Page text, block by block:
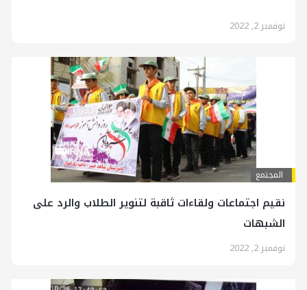
نوفمبر 2, 2022
المجتمع
نقيم اجتماعات ولقاءات ثاقبة لتنویر الطلاب والرد علی
الشبهات
نوفمبر 2, 2022